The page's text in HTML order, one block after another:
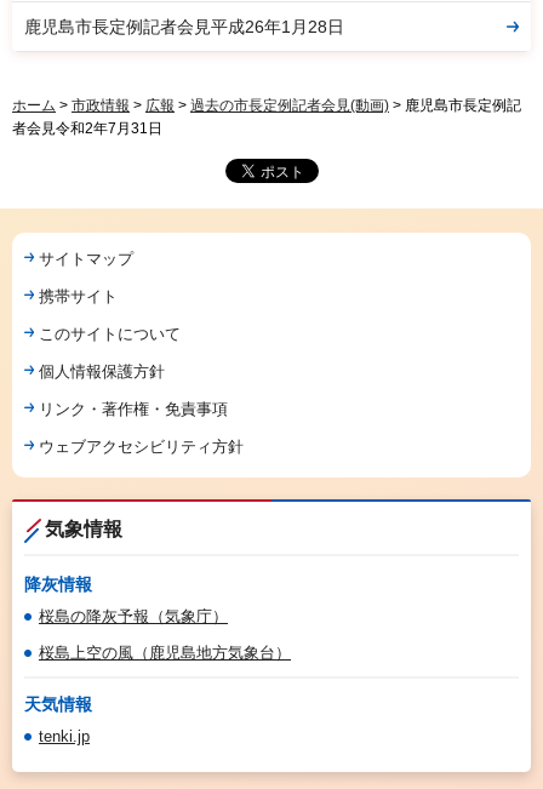
鹿児島市長定例記者会見平成26年1月28日
ホーム > 市政情報 > 広報 > 過去の市長定例記者会見(動画) > 鹿児島市長定例記
者会見令和2年7月31日
サイトマップ
携帯サイト
このサイトについて
個人情報保護方針
リンク・著作権・免責事項
ウェブアクセシビリティ方針
気象情報
降灰情報
桜島の降灰予報（気象庁）
桜島上空の風（鹿児島地方気象台）
天気情報
tenki.jp